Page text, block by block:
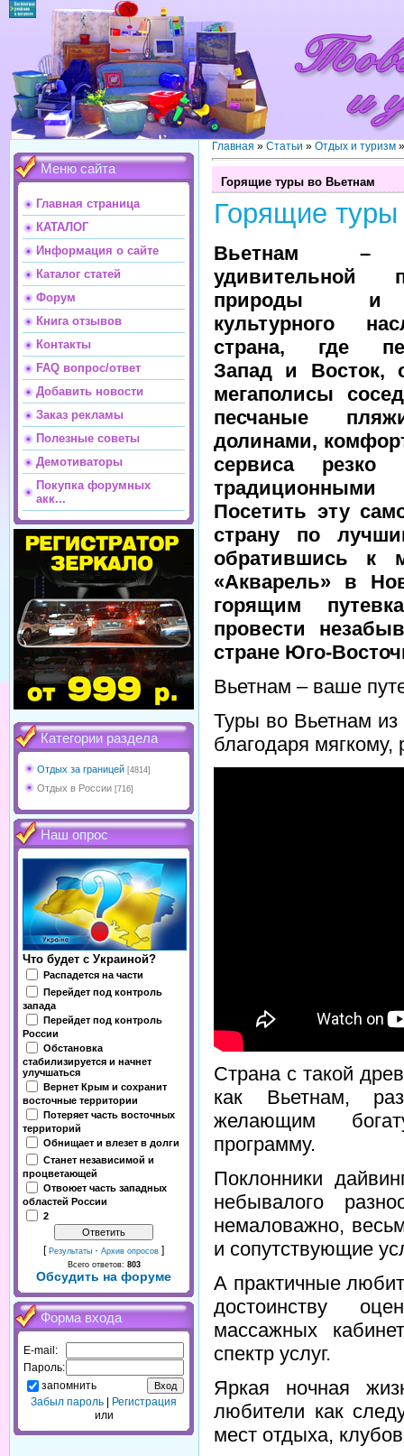
Меню сайта
Главная страница
КАТАЛОГ
Информация о сайте
Каталог статей
Форум
Книга отзывов
Контакты
FAQ вопрос/ответ
Добавить новости
Заказ рекламы
Полезные советы
Демотиваторы
Покупка форумных
акк...
Категории раздела
Отдых за границей [4814]
Отдых в России [716]
Наш опрос
Что будет с Украиной?
Распадется на части
Перейдет под контроль
запада
Перейдет под контроль
России
Обстановка
стабилизируется и начнет
улучшаться
Вернет Крым и сохранит
восточные территории
Потеряет часть восточных
территорий
Обнищает и влезет в долги
Станет независимой и
процветающей
Отвоюет часть западных
областей России
2
[ Результаты · Архив опросов ]
Всего ответов: 803
Обсудить на форуме
Форма входа
E-mail:
Пароль:
запомнить
Забыл пароль
Регистрация
или
Главная » Статьи » Отдых и туризм
Горящие туры во Вьетнам
Горящие
Вьетнам –
удивительной
природы и
культурного
страна, где
Запад и Восток,
мегаполисы
песчаные
долинами,
сервиса резко
Посетить эту
страну по
обратившись к
«Акварель» в
горящим
провести
стране Юго-
Вьетнам – ваше
Туры во Вьетнам из
благодаря мягкому,
Страна с такой
как Вьетнам,
желающим
программу.
Поклонники
небывалого
немаловажно,
и сопутствующие
А практичные
достоинству
массажных
спектр услуг.
Яркая ночная
любители как
мест отдыха,